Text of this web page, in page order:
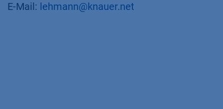
E-Mail: lehmann@knauer.net